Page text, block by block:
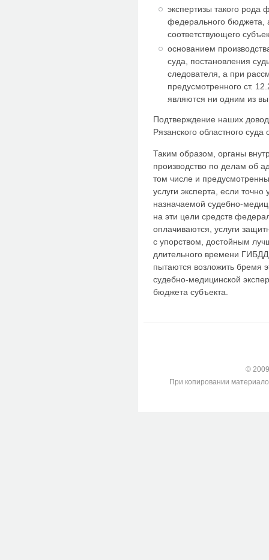
экспертизы такого рода
федерального бюджета,
соответствующего
основанием
суда, постановления
следователя, а при
предусмотренного ст.
являются ни одним из
Подтверждение наших
Рязанского областного
Таким образом, органы
производство по делам об
том числе и
услуги эксперта, если
назначаемой судебно-
на эти цели средств
оплачиваются, услуги
с упорством, достойным
длительного времени
пытаются возложить бремя
судебно-медицинской
бюджета субъекта.
©
При копировании